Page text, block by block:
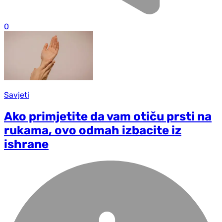
0
Savjeti
Ako primjetite da vam otiču prsti na
rukama, ovo odmah izbacite iz
ishrane